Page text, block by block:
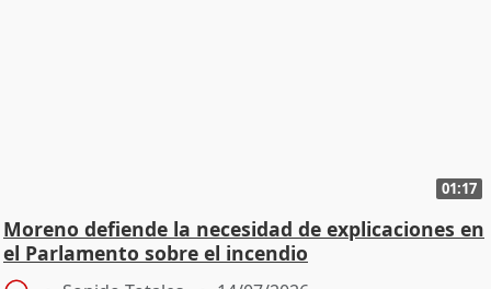
01:17
Moreno defiende la necesidad de explicaciones en
el Parlamento sobre el incendio